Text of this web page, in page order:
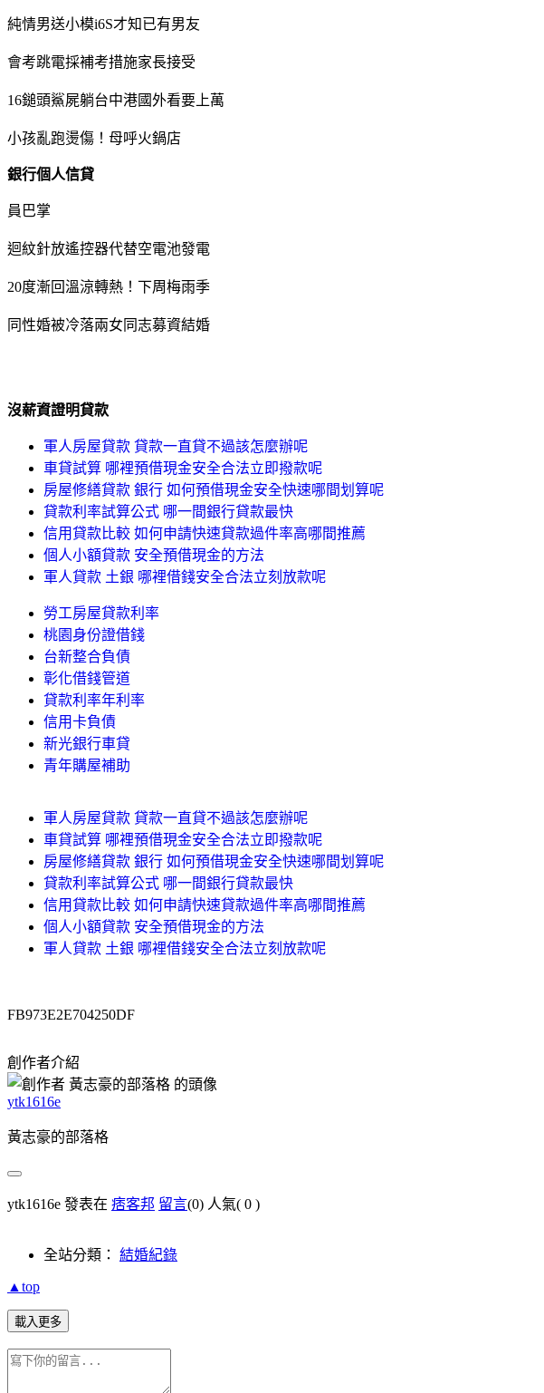
純情男送小模i6S才知已有男友
會考跳電採補考措施家長接受
16鎚頭鯊屍躺台中港國外看要上萬
小孩亂跑燙傷！母呼火鍋店
銀行個人信貸
員巴掌
迴紋針放遙控器代替空電池發電
20度漸回溫涼轉熱！下周梅雨季
同性婚被冷落兩女同志募資結婚
沒薪資證明貸款
軍人房屋貸款 貸款一直貸不過該怎麼辦呢
車貸試算 哪裡預借現金安全合法立即撥款呢
房屋修繕貸款 銀行 如何預借現金安全快速哪間划算呢
貸款利率試算公式 哪一間銀行貸款最快
信用貸款比較 如何申請快速貸款過件率高哪間推薦
個人小額貸款 安全預借現金的方法
軍人貸款 土銀 哪裡借錢安全合法立刻放款呢
勞工房屋貸款利率
桃園身份證借錢
台新整合負債
彰化借錢管道
貸款利率年利率
信用卡負債
新光銀行車貸
青年購屋補助
軍人房屋貸款 貸款一直貸不過該怎麼辦呢
車貸試算 哪裡預借現金安全合法立即撥款呢
房屋修繕貸款 銀行 如何預借現金安全快速哪間划算呢
貸款利率試算公式 哪一間銀行貸款最快
信用貸款比較 如何申請快速貸款過件率高哪間推薦
個人小額貸款 安全預借現金的方法
軍人貸款 土銀 哪裡借錢安全合法立刻放款呢
FB973E2E704250DF
創作者介紹
ytk1616e
黃志豪的部落格
ytk1616e 發表在 痞客邦 留言(0) 人氣( 0 )
全站分類： 結婚紀錄
▲top
載入更多